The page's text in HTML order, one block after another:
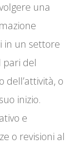
una
in un settore
pari del
dell’attività, o
inizio.
e
o revisioni al